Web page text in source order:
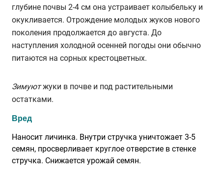
глубине почвы 2-4 см она устраивает колыбельку и
окукливается. Отрождение молодых жуков нового
поколения продолжается до августа. До
наступления холодной осенней погоды они обычно
питаются на сорных крестоцветных.
Зимуютжуки в почве и под растительными
остатками.
Вред
Наносит личинка. Внутри стручка уничтожает 3-5
семян, просверливает круглое отверстие в стенке
стручка. Снижается урожай семян.